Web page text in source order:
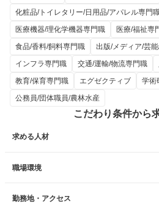
化粧品/トイレタリー/日用品/アパレル専門
医療機器/理化学機器専門職
医療/福祉専
食品/香料/飼料専門職
出版/メディア/芸
インフラ専門職
交通/運輸/物流専門職
教育/保育専門職
エグゼクティブ
学術
公務員/団体職員/農林水産
こだわり条件から
求める人材
職場環境
勤務地・アクセス